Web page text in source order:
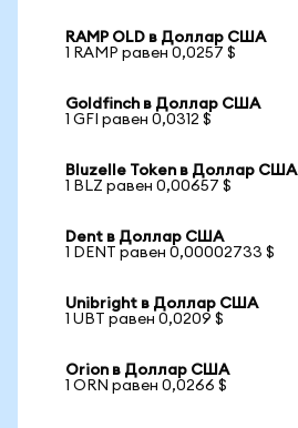
RAMP OLD в Доллар США
1 RAMP равен 0,0257 $
Goldfinch в Доллар США
1 GFI равен 0,0312 $
Bluzelle Token в Доллар США
1 BLZ равен 0,00657 $
Dent в Доллар США
1 DENT равен 0,00002733 $
Unibright в Доллар США
1 UBT равен 0,0209 $
Orion в Доллар США
1 ORN равен 0,0266 $